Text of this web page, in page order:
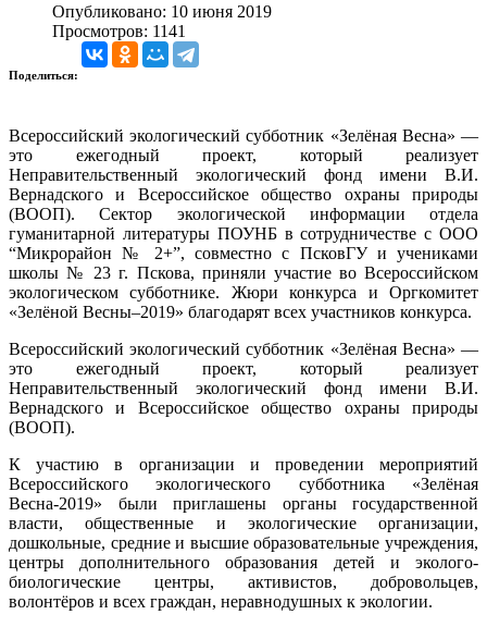
Опубликовано: 10 июня 2019
Просмотров: 1141
Поделиться:
Всероссийский экологический субботник «Зелёная Весна» —
это ежегодный проект, который реализует
Неправительственный экологический фонд имени В.И.
Вернадского и Всероссийское общество охраны природы
(ВООП).Сектор экологической информации отдела
гуманитарной литературы ПОУНБ в сотрудничестве с ООО
“Микрорайон № 2+”, совместно с ПсковГУ и учениками
школы № 23 г. Пскова, приняли участие во Всероссийском
экологическом субботнике. Жюри конкурса и Оргкомитет
«Зелёной Весны–2019» благодарят всех участников конкурса.
Всероссийский экологический субботник «Зелёная Весна» —
это ежегодный проект, который реализует
Неправительственный экологический фонд имени В.И.
Вернадского и Всероссийское общество охраны природы
(ВООП).
К участию в организации и проведении мероприятий
Всероссийского экологического субботника «Зелёная
Весна-2019» были приглашены органы государственной
власти, общественные и экологические организации,
дошкольные, средние и высшие образовательные учреждения,
центры дополнительного образования детей и эколого-
биологические центры, активистов, добровольцев,
волонтёров и всех граждан, неравнодушных к экологии.